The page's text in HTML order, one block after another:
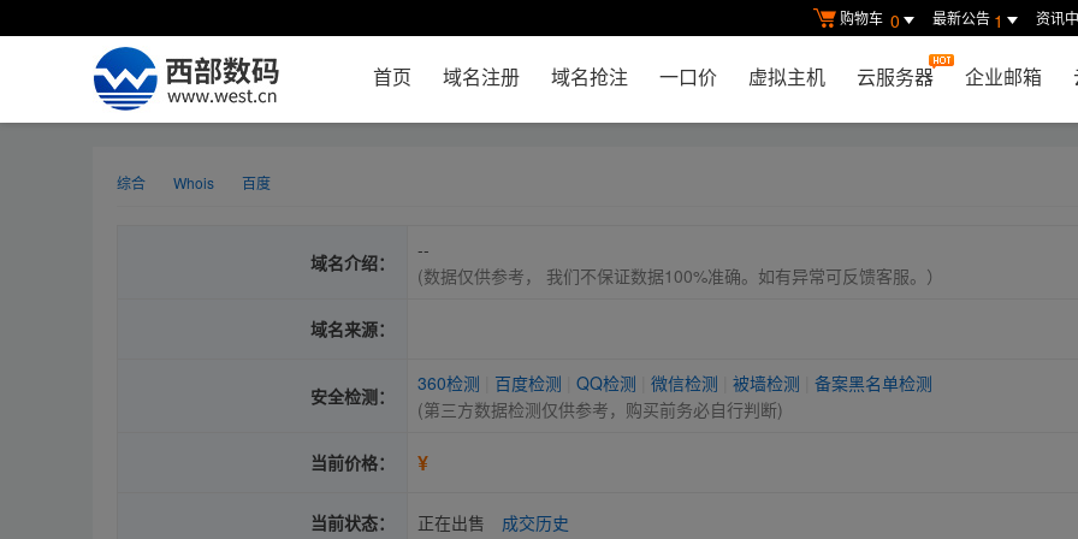
购物车 0 最新公告 1 资讯
首页 域名注册 域名抢注 一口价 虚拟主机 云服务器 企业邮箱
综合 Whois 百度
域名介绍：
--
(数据仅供参考， 我们不保证数据100%准确。如有异常可反馈客服。）
域名来源：
安全检测：
360检测 百度检测 QQ检测 微信检测 被墙检测
备案黑名单检测
(第三方数据检测仅供参考，购买前务必自行判断)
当前价格： ¥
当前状态： 正在出售 成交历史